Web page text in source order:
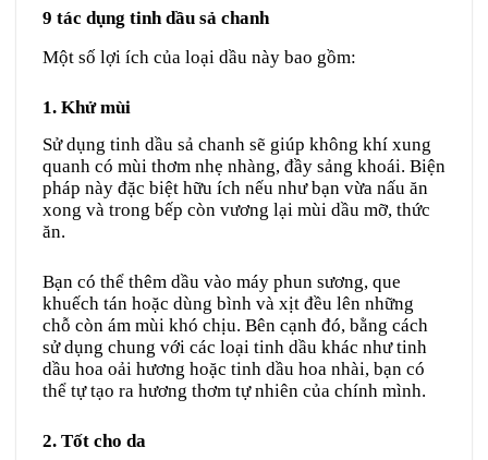
9 tác dụng tinh dầu sả chanh
Một số lợi ích của loại dầu này bao gồm:
1. Khử mùi
Sử dụng tinh dầu sả chanh sẽ giúp không khí xung
quanh có mùi thơm nhẹ nhàng, đầy sảng khoái. Biện
pháp này đặc biệt hữu ích nếu như bạn vừa nấu ăn
xong và trong bếp còn vương lại mùi dầu mỡ, thức
ăn.
Bạn có thể thêm dầu vào máy phun sương, que
khuếch tán hoặc dùng bình và xịt đều lên những
chỗ còn ám mùi khó chịu. Bên cạnh đó, bằng cách
sử dụng chung với các loại tinh dầu khác như tinh
dầu hoa oải hương hoặc tinh dầu hoa nhài, bạn có
thể tự tạo ra hương thơm tự nhiên của chính mình.
2. Tốt cho da